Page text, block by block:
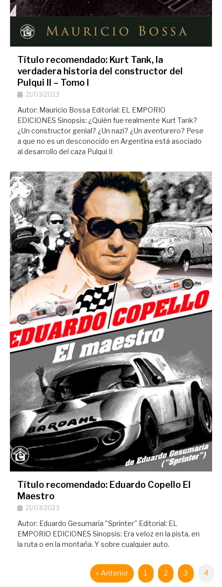
Título recomendado: Kurt Tank, la
verdadera historia del constructor del
Pulqui II – Tomo I
21/03/2023
Autor: Mauricio Bossa Editorial: EL EMPORIO
EDICIONES Sinopsis: ¿Quién fue realmente Kurt Tank?
¿Un constructor genial? ¿Un nazi? ¿Un aventurero? Pese
a que no es un desconocido en Argentina está asociado
al desarrollo del caza Pulqui II
Título recomendado: Eduardo Copello El
Maestro
21/03/2023
Autor: Eduardo Gesumaría "Sprinter" Editorial: EL
EMPORIO EDICIONES Sinopsis: Era veloz en la pista, en
la ruta o en la montaña. Y sobre cualquier auto.
« Anterior 1 2 3 4